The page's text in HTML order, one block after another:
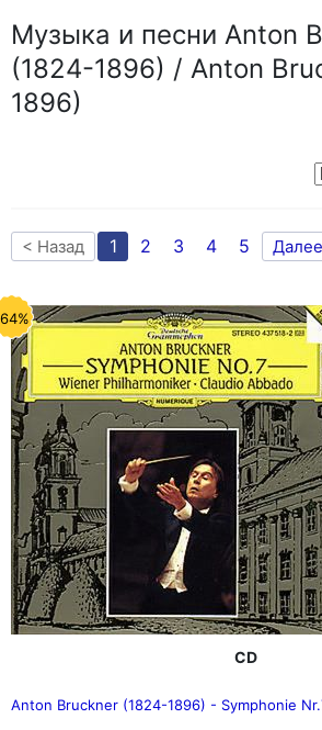
Музыка и песни Anton
(1824-1896) / Anton
1896)
< Назад 1 2 3 4 5
CD
Anton Bruckner (1824-1896) - Symphonie